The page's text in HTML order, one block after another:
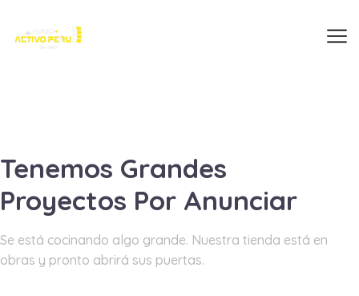
Tenemos Grandes
Proyectos Por Anunciar
Se está cocinando algo grande. Nuestra tienda está en
obras y pronto abrirá sus puertas.